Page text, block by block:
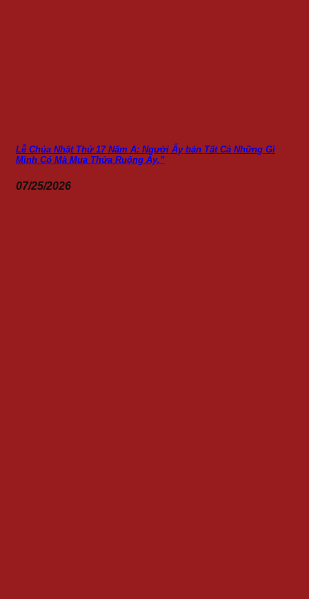
Lễ Chúa Nhật Thứ 17 Năm A: Người Ấy bán Tất Cả Những Gì
Mình Có Mà Mua Thửa Ruộng Ấy.”
07/25/2026